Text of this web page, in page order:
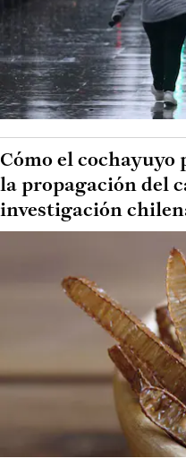
Cómo el
la propagación del
investigación